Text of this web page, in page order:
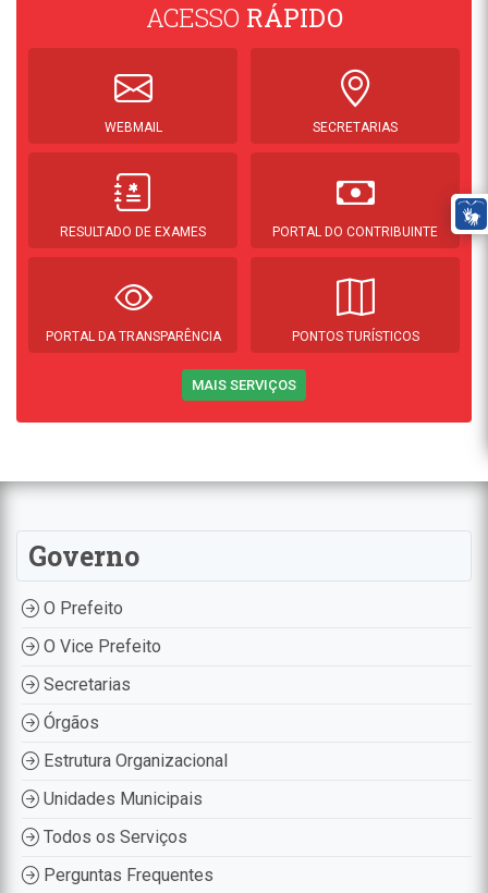
ACESSO RÁPIDO
WEBMAIL SECRETARIAS
RESULTADO DE EXAMES PORTAL DO CONTRIBUINTE
PORTAL DA TRANSPARÊNCIA PONTOS TURÍSTICOS
MAIS SERVIÇOS
Governo
O Prefeito
O Vice Prefeito
Secretarias
Órgãos
Estrutura Organizacional
Unidades Municipais
Todos os Serviços
Perguntas Frequentes